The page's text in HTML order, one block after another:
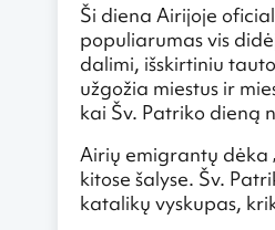
Ši diena Airijoje
populiarumas vis
dalimi, išskirtiniu
užgožia miestus ir
kai Šv. Patriko dieną
Airių emigrantų dėka
kitose šalyse. Šv.
katalikų vyskupas,